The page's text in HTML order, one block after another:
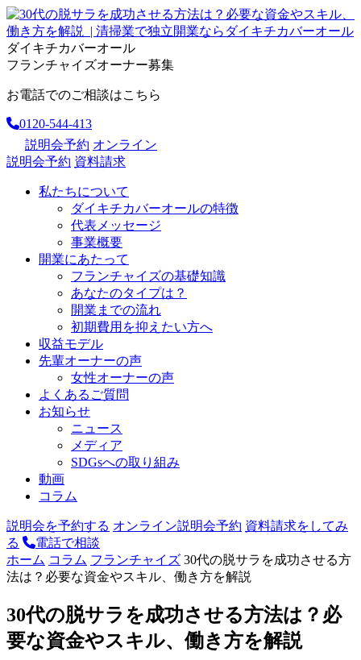
ダイキチカバーオール
フランチャイズオーナー募集
お電話でのご相談はこちら
0120-544-413
説明会予約 オンライン
説明会予約 資料請求
私たちについて
ダイキチカバーオールの特徴
代表メッセージ
事業概要
開業にあたって
フランチャイズの基礎知識
あなたのタイプは？
開業までの流れ
初期費用を抑えたい方へ
収益モデル
先輩オーナーの声
女性オーナーの声
よくあるご質問
お知らせ
ニュース
メディア
SDGsへの取り組み
動画
コラム
説明会を予約する オンライン説明会予約 資料請求をしてみ
る
電話で相談
ホーム コラム フランチャイズ 30代の脱サラを成功させる方
法は？必要な資金やスキル、働き方を解説
30代の脱サラを成功させる方法は？必
要な資金やスキル、働き方を解説